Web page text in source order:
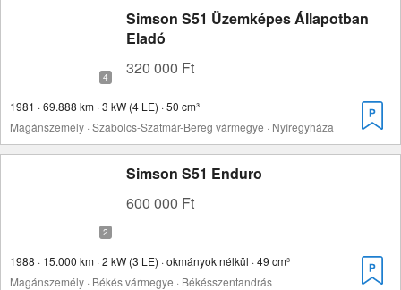
Simson S51 Üzemképes Állapotban
Eladó
320 000 Ft
1981 · 69.888 km · 3 kW (4 LE) · 50 cm³
Magánszemély · Szabolcs-Szatmár-Bereg vármegye · Nyíregyháza
Simson S51 Enduro
600 000 Ft
1988 · 15.000 km · 2 kW (3 LE) · okmányok nélkül · 49 cm³
Magánszemély · Békés vármegye · Békésszentandrás